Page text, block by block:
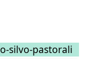
silvo-pastorali